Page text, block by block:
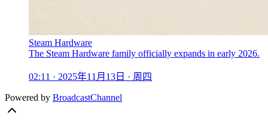
Steam Hardware
The Steam Hardware family officially expands in early 2026.
02:11 · 2025年11月13日 · 周四
Powered by BroadcastChannel